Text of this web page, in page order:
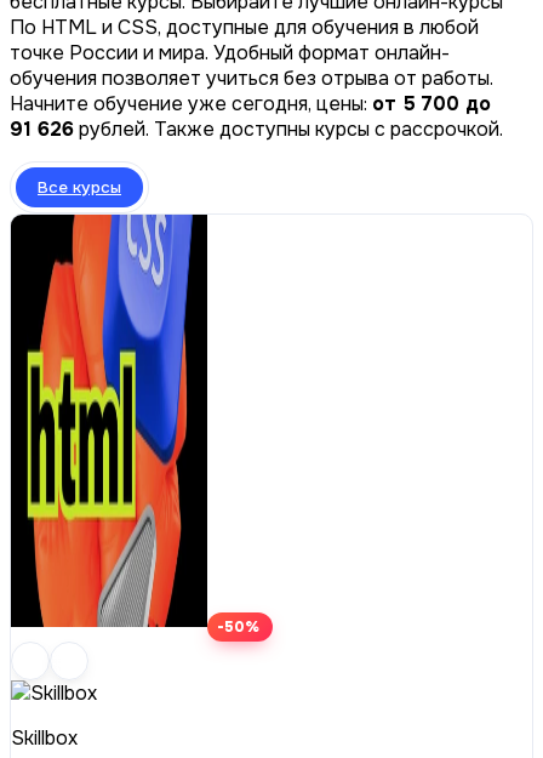
По HTML и CSS, доступные для обучения в любой
точке России и мира. Удобный формат онлайн-
обучения позволяет учиться без отрыва от работы.
Начните обучение уже сегодня, цены: от 5 700 до
91 626рублей. Также доступны курсы с рассрочкой.
Все курсы
-50%
Skillbox